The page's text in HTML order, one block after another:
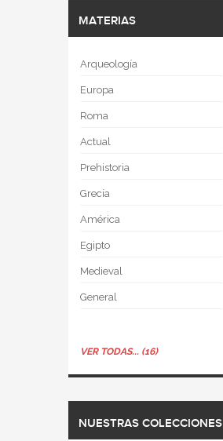
MATERIAS
Arqueología
Europa
Roma
Actual
Prehistoria
Grecia
América
Egipto
Medieval
General
VER TODAS... (16)
NUESTRAS COLECCIONES